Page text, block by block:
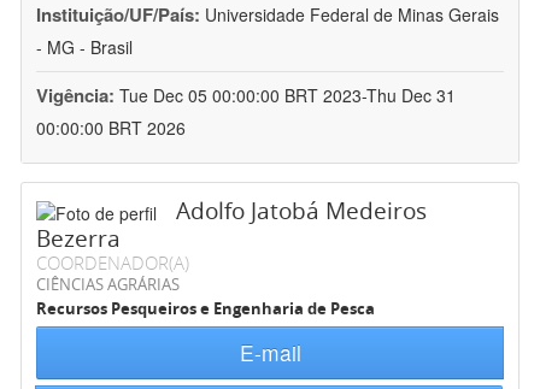
Instituição/UF/País: Universidade Federal de Minas Gerais
- MG - Brasil
Vigência: Tue Dec 05 00:00:00 BRT 2023-Thu Dec 31
00:00:00 BRT 2026
Adolfo Jatobá Medeiros
Bezerra
COORDENADOR(A)
CIÊNCIAS AGRÁRIAS
Recursos Pesqueiros e Engenharia de Pesca
E-mail